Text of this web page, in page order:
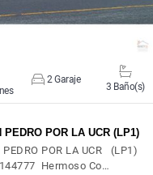
2 Garaje
3 Baño(s)
PEDRO POR LA UCR (LP1)
POR LA UCR (LP1)
Hermoso Co…